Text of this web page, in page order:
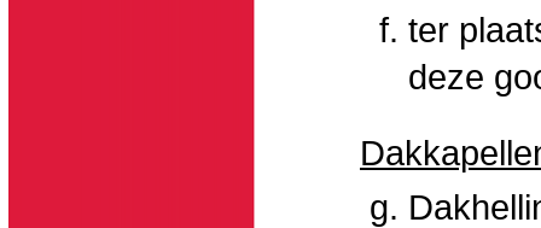
ter
deze